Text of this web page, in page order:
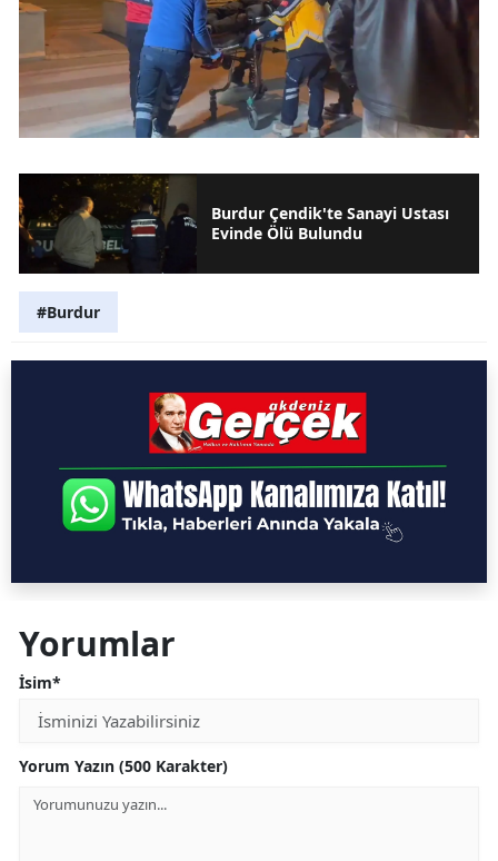
Burdur Çendik'te Sanayi Ustası
Evinde Ölü Bulundu
#Burdur
Yorumlar
İsim*
Yorum Yazın (500 Karakter)